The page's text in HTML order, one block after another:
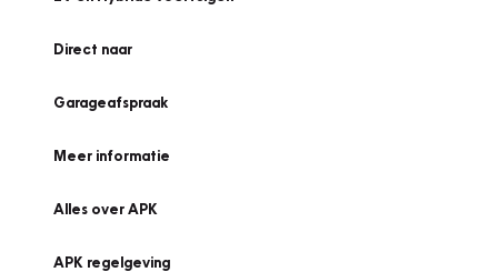
Direct naar
Garageafspraak
Meer informatie
Alles over APK
APK regelgeving